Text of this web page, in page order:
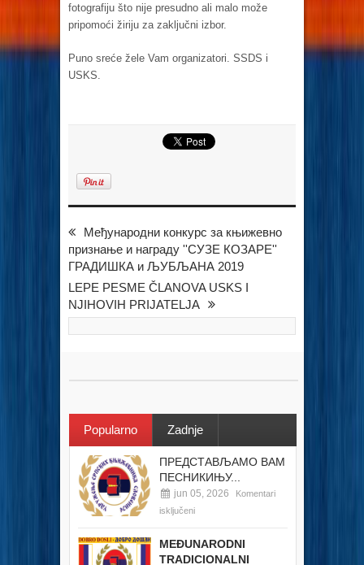
fotografiju što nije presudno ali malo može
pripomoći žiriju za zaključni izbor.
Puno sreće žele Vam organizatori. SSDS i
USKS.
Међународни конкурс за књижевно
признање и награду ''СУЗЕ КОЗАРЕ''
ГРАДИШКА и ЉУБЉАНА 2019
LEPE PESME ČLANOVA USKS I
NJIHOVIH PRIJATELJA
Popularno Zadnje
ПРЕДСТАВЉАМО ВАМ
ПЕСНИКИЊУ...
jun 05, 2026
Komentari
isključeni
MEĐUNARODNI
TRADICIONALNI